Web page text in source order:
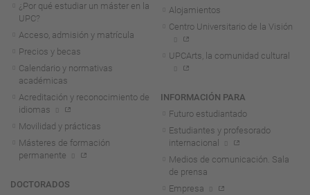
¿Por qué estudiar un máster en la
UPC?
Acceso, admisión y matrícula
Precios y becas
Calendario y normativas
académicas
Acreditación y reconocimiento de
idiomas
Movilidad y prácticas
Másteres de formación
permanente
DOCTORADOS
Alojamientos
Centro Universitario de la Visión
UPCArts, la comunidad cultural
INFORMACIÓN PARA
Futuro estudiantado
Estudiantes y profesorado
internacional
Medios de comunicación. Sala
de prensa
Empresa